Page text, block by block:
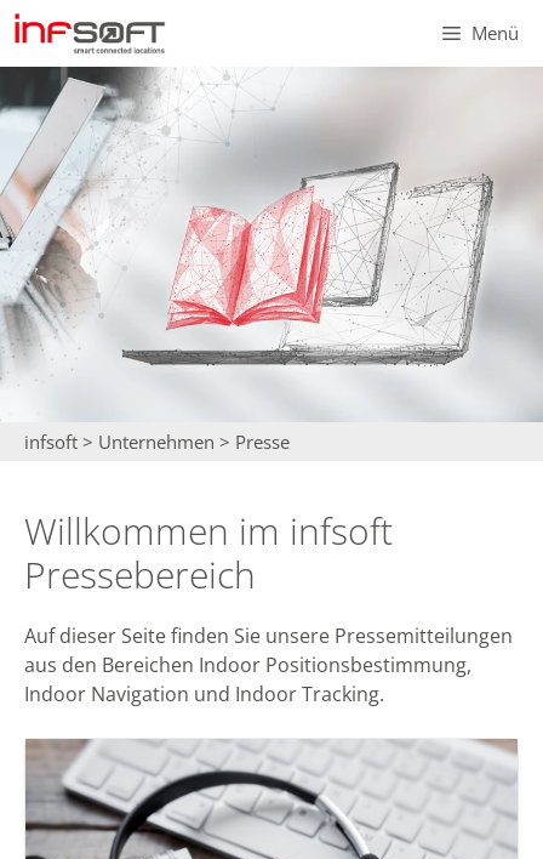
Zum
Inhalt
springen
Menü
infsoft > Unternehmen > Presse
Willkommen im infsoft
Pressebereich
Auf dieser Seite finden Sie unsere Pressemitteilungen
aus den Bereichen Indoor Positionsbestimmung,
Indoor Navigation und Indoor Tracking.